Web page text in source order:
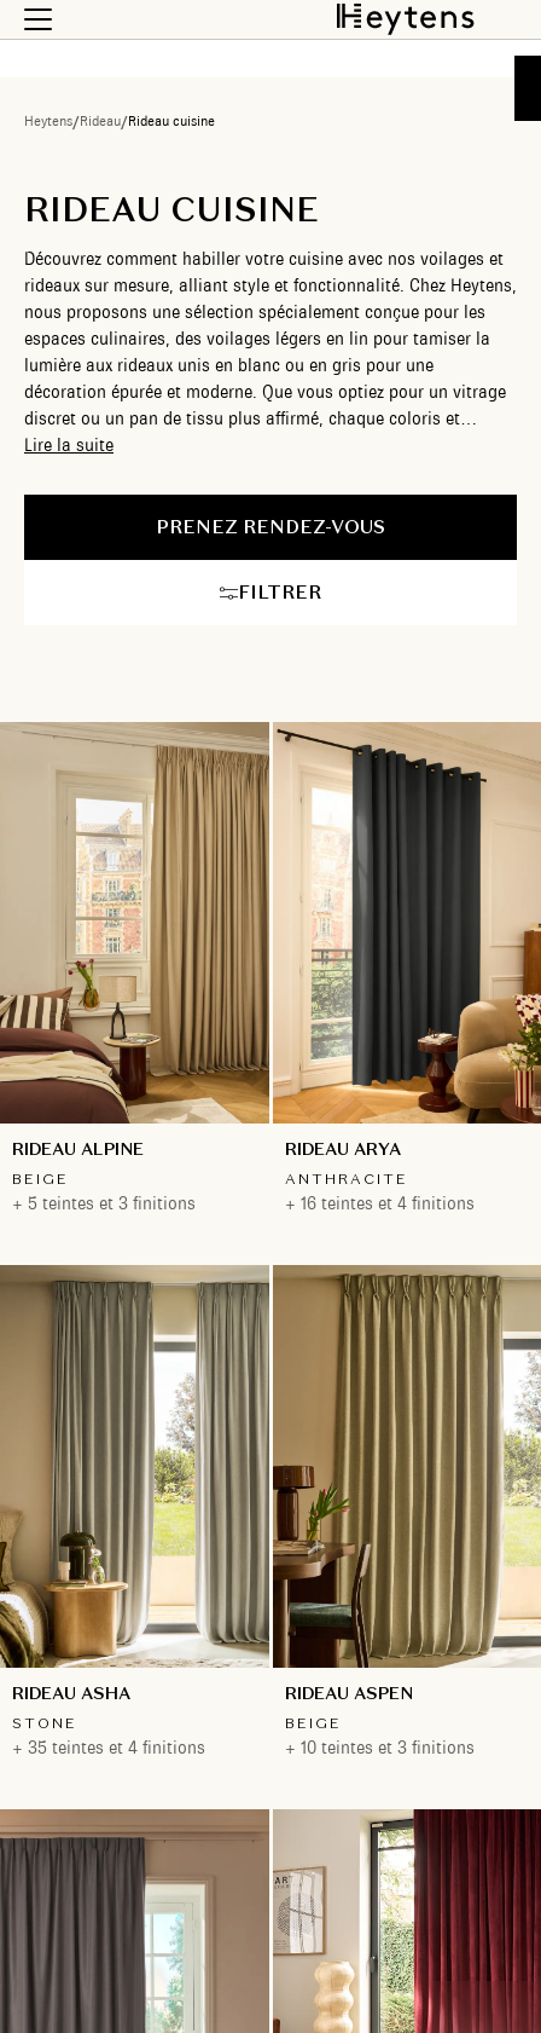
Heytens/Rideau/Rideau cuisine
RIDEAU CUISINE
Découvrez comment habiller votre cuisine avec nos voilages et
rideaux sur mesure, alliant style et fonctionnalité. Chez Heytens,
nous proposons une sélection spécialement conçue pour les
espaces culinaires, des voilages légers en lin pour tamiser la
lumière aux rideaux unis en blanc ou en gris pour une
décoration épurée et moderne. Que vous optiez pour un vitrage
discret ou un pan de tissu plus affirmé, chaque coloris et
chaque matière est pensé pour s’intégrer harmonieusement à
fenêtre adaptés aux cuisines aux ouvertures plus étroites, posés
sur tringle pour une installation simple et soignée. Du lin
les styles de décoration intérieure. Nos experts en
Grâce à notre service sur mesure, profitez d’une décoration
soignée du sol au plafond, pour une cuisine aussi belle que
Lire la suite
PRENEZ RENDEZ-VOUS
FILTRER
RIDEAU ALPINE
BEIGE
+ 5 teintes et 3 finitions
RIDEAU ARYA
ANTHRACITE
+ 16 teintes et 4 finitions
RIDEAU ASHA
STONE
+ 35 teintes et 4 finitions
RIDEAU ASPEN
BEIGE
+ 10 teintes et 3 finitions